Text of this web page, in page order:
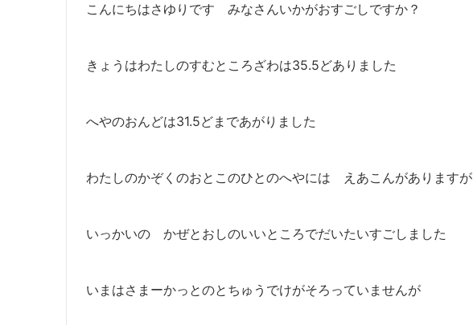
こんにちはさゆりです みなさんいかがおすごしですか？
きょうはわたしのすむところざわは35.5どありました
へやのおんどは31.5どまであがりました
わたしのかぞくのおとこのひとのへやには えあこんがありますが
いっかいの かぜとおしのいいところでだいたいすごしました
いまはさまーかっとのとちゅうでけがそろっていませんが